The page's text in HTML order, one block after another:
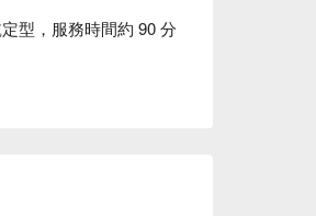
型，服務時間約 90 分